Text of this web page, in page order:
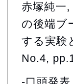
赤塚純一
の後端ブ
する実験
No.4,